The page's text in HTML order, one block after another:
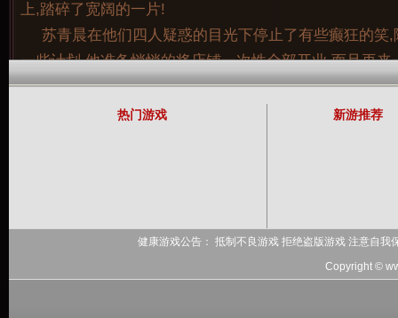
记住用户名
上,踏碎了宽阔的一片!
苏青晨在他们四人疑惑的目光下停止了有些癫狂的笑
一些计划,他准备悄悄的将店铺一次性全部开业,而且再来
业活动,要好好的打击下大家族的店铺,让他们的名誉扫定
和事不关己高高挂起的林齐,以及满腹心机的苏格拉
由自主的打了个哆嗦。虽然说赫尔知道这个亡灵并不会
十分爽气的亡灵。但他却不敢随意的开口答应,因为其它
热门游戏 新游推荐
健康游戏公告： 抵制不良游戏 拒绝盗版游戏 注意自
Copyright ©